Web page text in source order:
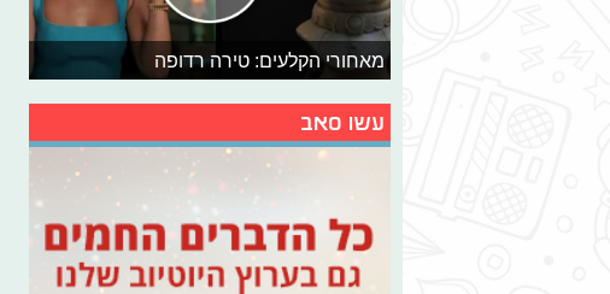
מאחורי הקלעים: טירה רדופה
עשו סאב